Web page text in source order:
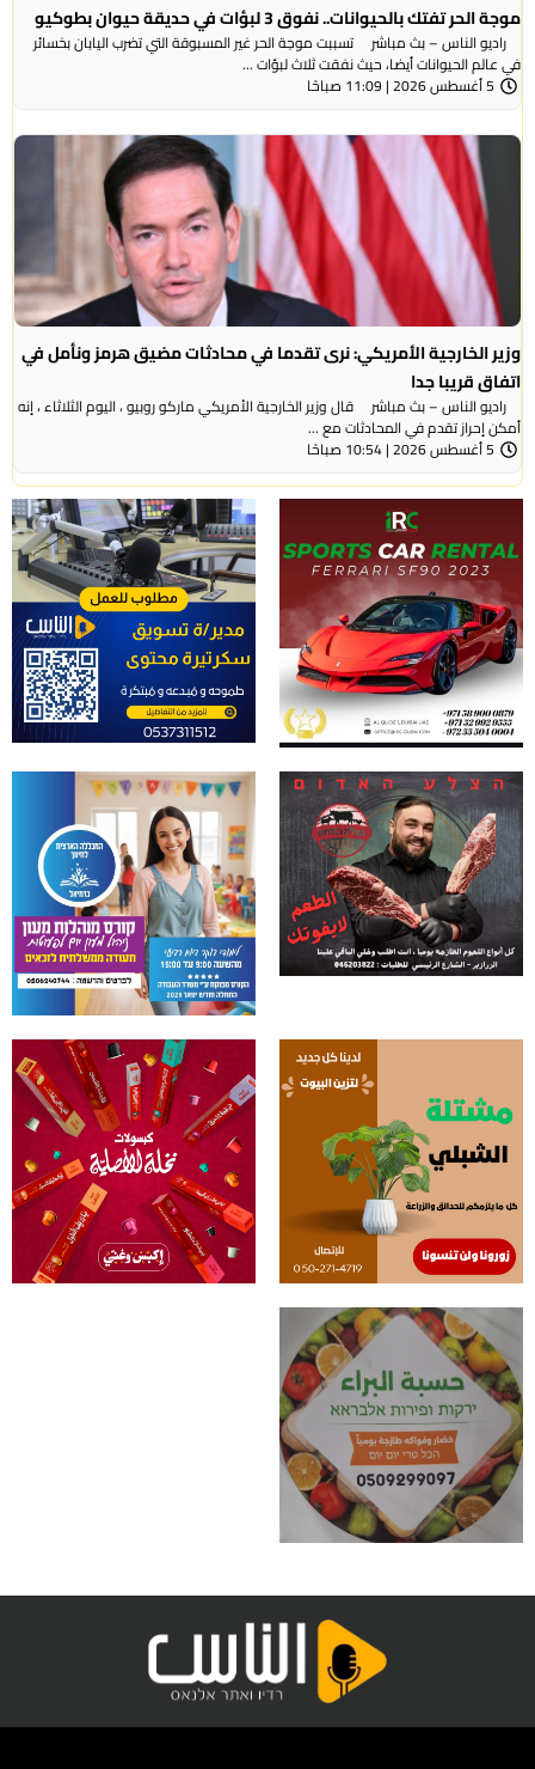
موجة الحر تفتك بالحيوانات.. نفوق 3 لبؤات في حديقة حيوان بطوكيو
راديو الناس – بث مباشر تسببت موجة الحر غير المسبوقة التي تضرب اليابان بخسائر
في عالم الحيوانات أيضا، حيث نفقت ثلاث لبؤات ...
5 أغسطس 2026 | 11:09 صباحًا
وزير الخارجية الأمريكي: نرى تقدما في محادثات مضيق هرمز ونأمل في
اتفاق قريبا جدا
راديو الناس – بث مباشر قال وزير الخارجية الأمريكي ماركو روبيو ، اليوم الثلاثاء ، إنه
أمكن إحراز تقدم في المحادثات مع ...
5 أغسطس 2026 | 10:54 صباحًا